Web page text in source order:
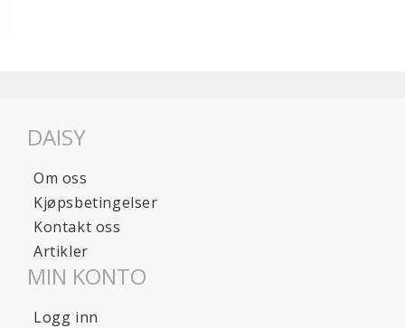
DAISY
Om oss
Kjøpsbetingelser
Kontakt oss
Artikler
MIN KONTO
Logg inn